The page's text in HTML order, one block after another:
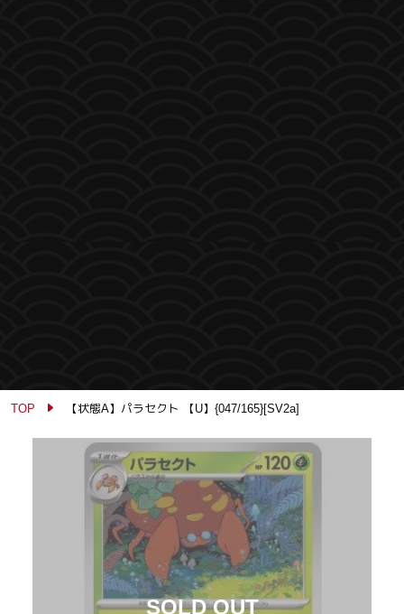
TOP 【状態A】パラセクト 【U】{047/165}[SV2a]